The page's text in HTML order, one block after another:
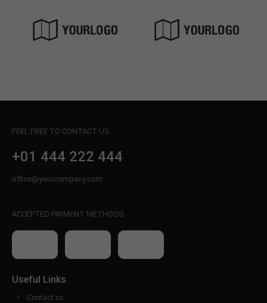
FEEL FREE TO CONTACT US
+01 444 222 444
office@yourcompany.com
ACCEPTED PAYMENT METHODS
Useful Links
Contact us